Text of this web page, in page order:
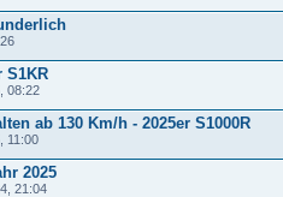
S1KR
08:22
ab 130 Km/h - 2025er S1000R
11:00
2025
21:04